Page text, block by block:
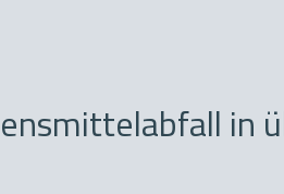
in